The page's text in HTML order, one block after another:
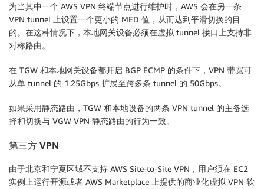
为当其中一个 AWS VPN 终端节点进行维护时，AWS 会在另一条
VPN tunnel 上设置一个更小的 MED 值，从而达到平滑切换的目
的。在这种情况下，本地网关设备必须在虚拟 tunnel 接口上支持非
对称路由。
在 TGW 和本地网关设备都开启 BGP ECMP 的条件下，VPN 带宽可
从单 tunnel 的 1.25Gbps 扩展至跨多条 tunnel 的 50Gbps。
如果采用静态路由，TGW 和本地设备的两条 VPN tunnel 的主备选
择和切换与 VGW VPN 静态路由的行为一致。
第三方 VPN
由于北京和宁夏区域不支持 AWS Site-to-Site VPN，用户须在 EC2
实例上运行开源或者 AWS Marketplace 上提供的商业化虚拟 VPN 软